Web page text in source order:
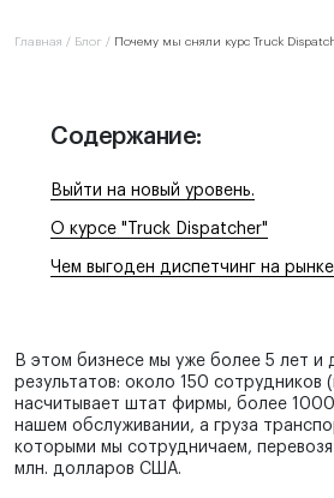
Главная / Блог / Почему мы сняли курс Truck
Содержание:
Выйти на новый уровень.
О курсе "Truck Dispatcher"
Чем выгоден диспетчинг на
В этом бизнесе мы уже более 5 лет и
результатов: около 150 сотрудников
насчитывает штат фирмы, более 1000
нашем обслуживании, а груза
которыми мы сотрудничаем,
млн. долларов США.